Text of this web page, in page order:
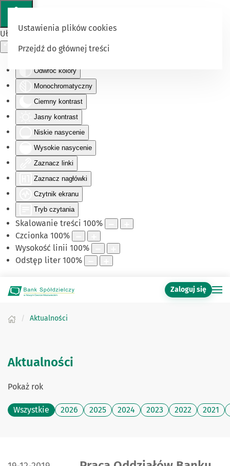
Ułatwienia dostępu
Odwróć kolory
Monochromatyczny
Ciemny kontrast
Jasny kontrast
Niskie nasycenie
Wysokie nasycenie
Zaznacz linki
Zaznacz nagłówki
Czytnik ekranu
Tryb czytania
Skalowanie treści 100%
Czcionka 100%
Wysokość linii 100%
Odstęp liter 100%
Ustawienia plików cookies
Przejdź do głównej treści
Zaloguj się
Aktualności
Aktualności
Pokaż rok
Wszystkie 2026 2025 2024 2023 2022 2021
DATA PUBLIKACJI: